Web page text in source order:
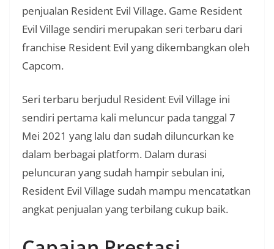
penjualan Resident Evil Village. Game Resident
Evil Village sendiri merupakan seri terbaru dari
franchise Resident Evil yang dikembangkan oleh
Capcom.
Seri terbaru berjudul Resident Evil Village ini
sendiri pertama kali meluncur pada tanggal 7
Mei 2021 yang lalu dan sudah diluncurkan ke
dalam berbagai platform. Dalam durasi
peluncuran yang sudah hampir sebulan ini,
Resident Evil Village sudah mampu mencatatkan
angkat penjualan yang terbilang cukup baik.